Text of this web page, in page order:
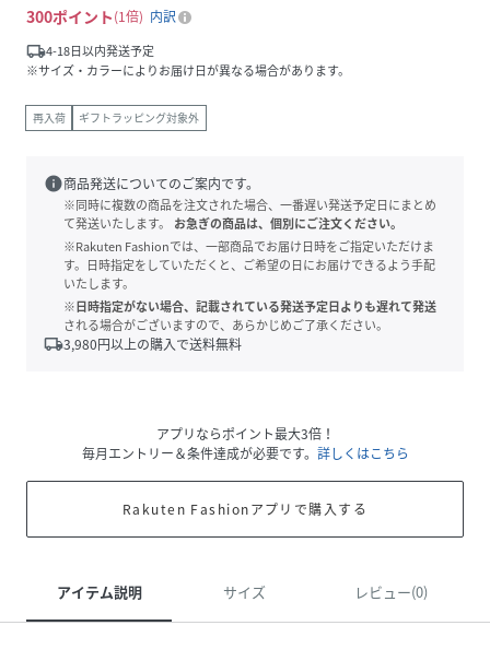
300ポイント 1倍
内訳
local_shipping4-18日以内発送予定
※サイズ・カラーによりお届け日が異なる場合があります。
再入荷 ギフトラッピング対象外
info商品発送についてのご案内です。
※同時に複数の商品を注文された場合、一番遅い発送予定日にまとめ
て発送いたします。
お急ぎの商品は、個別にご注文ください。
※Rakuten Fashionでは、一部商品でお届け日時をご指定いただけま
す。日時指定をしていただくと、ご希望の日にお届けできるよう手配
いたします。
※日時指定がない場合、記載されている発送予定日よりも遅れて発送
される場合がございますので、あらかじめご了承ください。
local_shipping3,980円以上の購入で送料無料
アプリならポイント最大3倍！
毎月エントリー＆条件達成が必要です。 詳しくはこちら
Rakuten Fashionアプリで購入する
アイテム説明 サイズ レビュー(0)